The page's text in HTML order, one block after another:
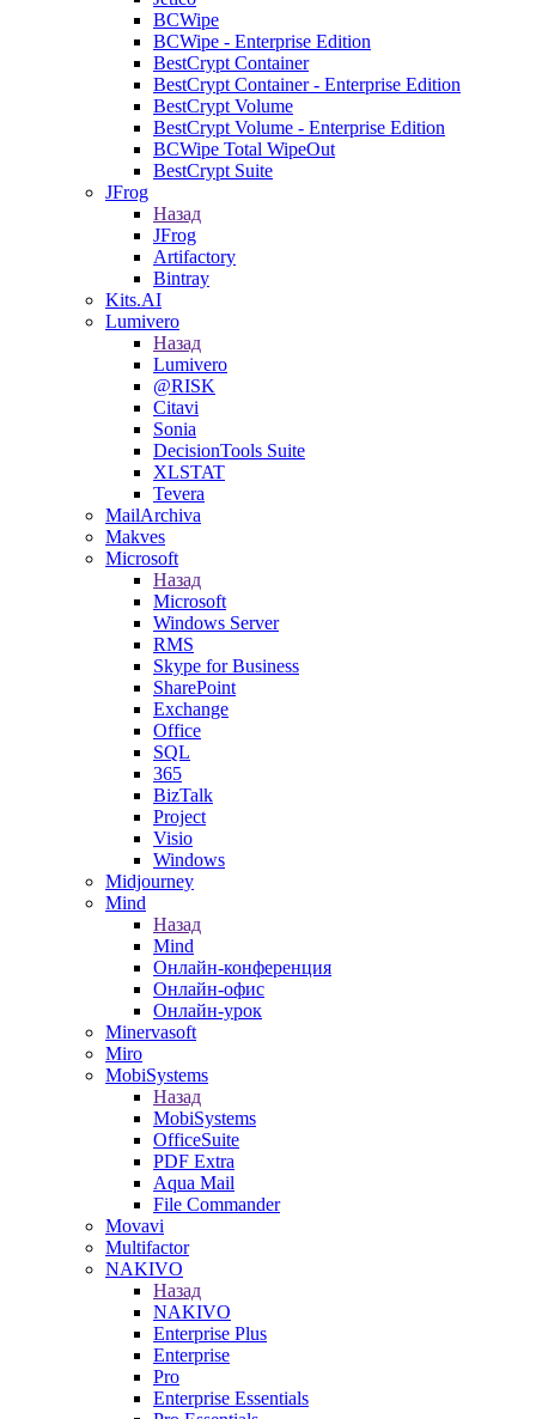
BCWipe
BCWipe - Enterprise Edition
BestCrypt Container
BestCrypt Container - Enterprise Edition
BestCrypt Volume
BestCrypt Volume - Enterprise Edition
BCWipe Total WipeOut
BestCrypt Suite
JFrog
Назад
JFrog
Artifactory
Bintray
Kits.AI
Lumivero
Назад
Lumivero
@RISK
Citavi
Sonia
DecisionTools Suite
XLSTAT
Tevera
MailArchiva
Makves
Microsoft
Назад
Microsoft
Windows Server
RMS
Skype for Business
SharePoint
Exchange
Office
SQL
365
BizTalk
Project
Visio
Windows
Midjourney
Mind
Назад
Mind
Онлайн-конференция
Онлайн-офис
Онлайн-урок
Minervasoft
Miro
MobiSystems
Назад
MobiSystems
OfficeSuite
PDF Extra
Aqua Mail
File Commander
Movavi
Multifactor
NAKIVO
Назад
NAKIVO
Enterprise Plus
Enterprise
Pro
Enterprise Essentials